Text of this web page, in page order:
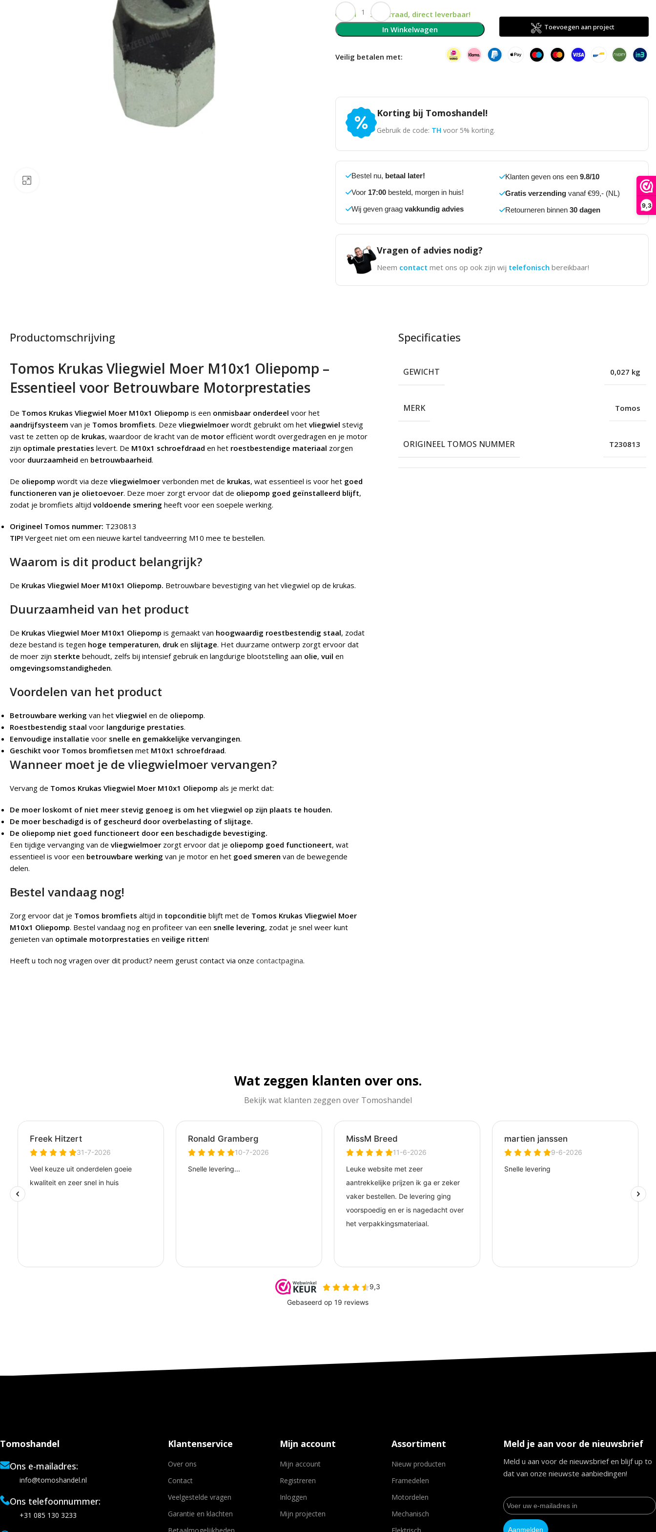
9,3
Op voorraad, direct leverbaar!
In Winkelwagen
Toevoegen aan project
Veilig betalen met:
Korting bij Tomoshandel!
Gebruik de code: TH voor 5% korting.
Bestel nu, betaal later!
Voor 17:00besteld, morgen in huis!
Wij geven graag vakkundig advies
Klanten geven ons een 9.8/10
Gratis verzendingvanaf €99,- (NL)
Retourneren binnen 30 dagen
Vragen of advies nodig?
Neem contact met ons op ook zijn wij telefonisch bereikbaar!
Productomschrijving
Tomos Krukas Vliegwiel Moer M10x1 Oliepomp –
Essentieel voor Betrouwbare Motorprestaties
De Tomos Krukas Vliegwiel Moer M10x1 Oliepomp is een onmisbaar onderdeel voor het
aandrijfsysteem van je Tomos bromfiets. Deze vliegwielmoer wordt gebruikt om het vliegwiel stevig
vast te zetten op de krukas, waardoor de kracht van de motor efficiënt wordt overgedragen en je motor
zijn optimale prestaties levert. De M10x1 schroefdraad en het roestbestendige materiaal zorgen
voor duurzaamheid en betrouwbaarheid.
De oliepomp wordt via deze vliegwielmoer verbonden met de krukas, wat essentieel is voor het goed
functioneren van je olietoevoer. Deze moer zorgt ervoor dat de oliepomp goed geïnstalleerd blijft,
zodat je bromfiets altijd voldoende smering heeft voor een soepele werking.
Origineel Tomos nummer: T230813
TIP! Vergeet niet om een nieuwe kartel tandveerring M10 mee te bestellen.
Waarom is dit product belangrijk?
De Krukas Vliegwiel Moer M10x1 Oliepomp. Betrouwbare bevestiging van het vliegwiel op de krukas.
Duurzaamheid van het product
De Krukas Vliegwiel Moer M10x1 Oliepomp is gemaakt van hoogwaardig roestbestendig staal, zodat
deze bestand is tegen hoge temperaturen, druk en slijtage. Het duurzame ontwerp zorgt ervoor dat
de moer zijn sterkte behoudt, zelfs bij intensief gebruik en langdurige blootstelling aan olie, vuil en
omgevingsomstandigheden.
Voordelen van het product
Betrouwbare werking van het vliegwiel en de oliepomp.
Roestbestendig staal voor langdurige prestaties.
Eenvoudige installatie voor snelle en gemakkelijke vervangingen.
Geschikt voor Tomos bromfietsen met M10x1 schroefdraad.
Wanneer moet je de vliegwielmoer vervangen?
Vervang de Tomos Krukas Vliegwiel Moer M10x1 Oliepomp als je merkt dat:
De moer loskomt of niet meer stevig genoeg is om het vliegwiel op zijn plaats te houden.
De moer beschadigd is of gescheurd door overbelasting of slijtage.
De oliepomp niet goed functioneert door een beschadigde bevestiging.
Een tijdige vervanging van de vliegwielmoer zorgt ervoor dat je oliepomp goed functioneert, wat
essentieel is voor een betrouwbare werking van je motor en het goed smeren van de bewegende
delen.
Bestel vandaag nog!
Zorg ervoor dat je Tomos bromfiets altijd in topconditie blijft met de Tomos Krukas Vliegwiel Moer
M10x1 Oliepomp. Bestel vandaag nog en profiteer van een snelle levering, zodat je snel weer kunt
genieten van optimale motorprestaties en veilige ritten!
Heeft u toch nog vragen over dit product? neem gerust contact via onze contactpagina.
Specificaties
GEWICHT 0,027 kg
MERK Tomos
ORIGINEEL TOMOS NUMMER T230813
Wat zeggen klanten over ons.
Bekijk wat klanten zeggen over Tomoshandel
Tomoshandel
Ons e-mailadres:
info@tomoshandel.nl
Ons telefoonnummer:
+31 085 130 3233
Klantenservice
Over ons
Contact
Veelgestelde vragen
Garantie en klachten
Mijn account
Mijn account
Registreren
Inloggen
Mijn projecten
Assortiment
Nieuw producten
Framedelen
Motordelen
Mechanisch
Meld je aan voor de nieuwsbrief
Meld u aan voor de nieuwsbrief en blijf up to
dat van onze nieuwste aanbiedingen!
Aanmelden